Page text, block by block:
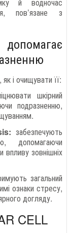
й водночас
пов’язане з
і очищувати її:
шкірний
подразненню,
забезпечують
допомагаючи
зовнішніх
загальний
ознаки стресу,
догляду.
CELL